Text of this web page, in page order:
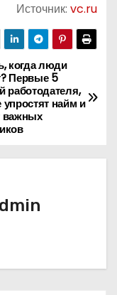
Источник:vc.ru
когда люди
Первые 5
работодателя,
найм и
важных